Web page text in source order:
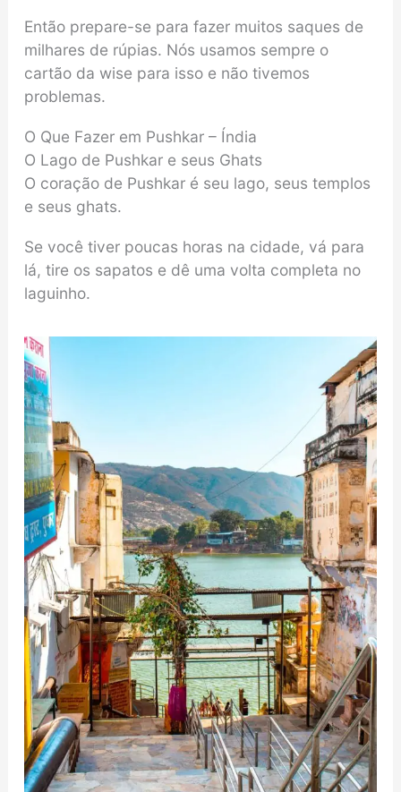
Então prepare-se para fazer muitos saques de
milhares de rúpias. Nós usamos sempre o
cartão da wise para isso e não tivemos
problemas.
O Que Fazer em Pushkar – Índia
O Lago de Pushkar e seus Ghats
O coração de Pushkar é seu lago, seus templos
e seus ghats.
Se você tiver poucas horas na cidade, vá para
lá, tire os sapatos e dê uma volta completa no
laguinho.